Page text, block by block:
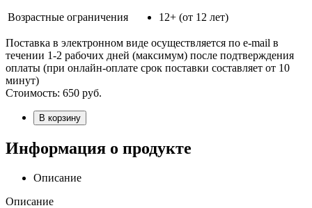
Возрастные ограничения 12+ (от 12 лет)
Поставка в электронном виде осуществляется по e-mail в
течении 1-2 рабочих дней (максимум) после подтверждения
оплаты (при онлайн-оплате срок поставки составляет от 10
минут)
Стоимость: 650 руб.
В корзину
Информация о продукте
Описание
Описание